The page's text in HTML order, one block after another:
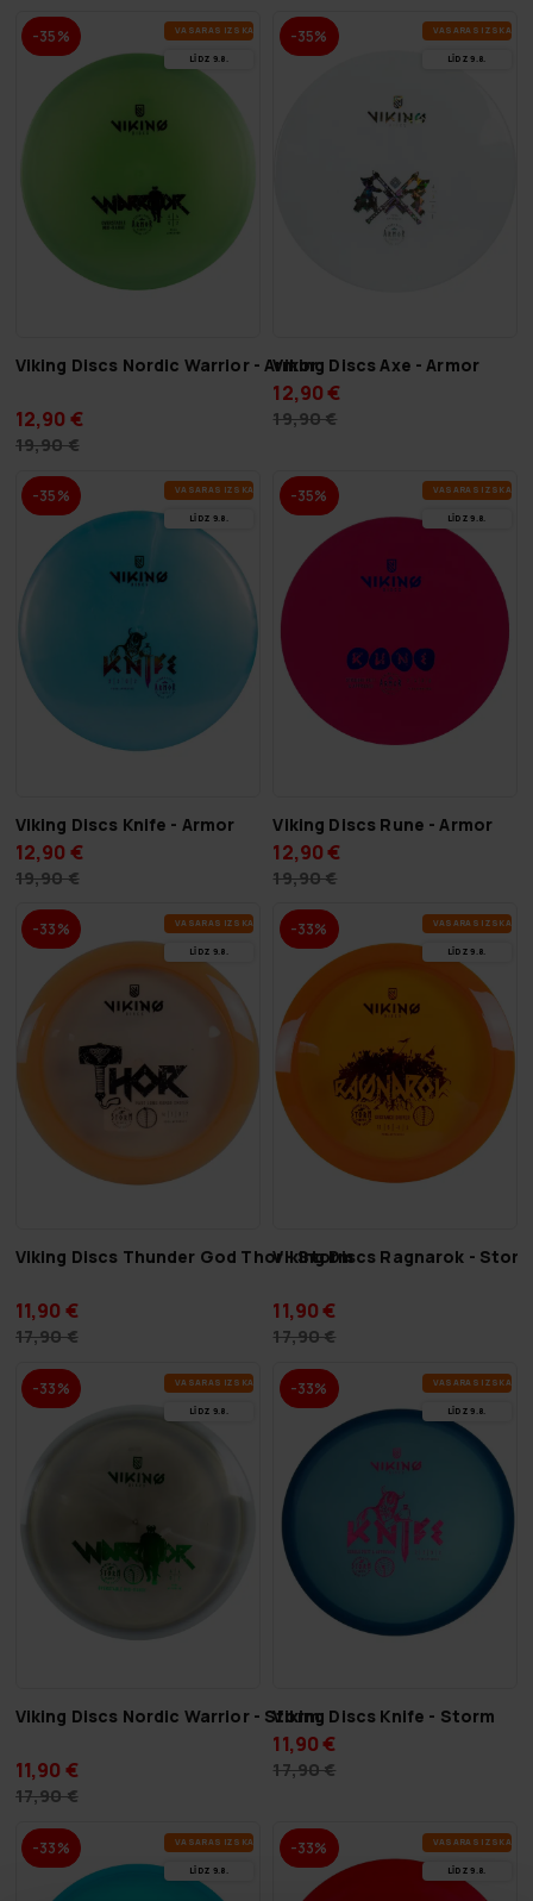
-35% VA­SA­RAS IZ­SKA­ŅA
LĪDZ 9.8.
Viking Discs Nordic Warrior - Armor
12,90 €
19,90 €
-35% VA­SA­RAS IZ­SKA­ŅA
LĪDZ 9.8.
Viking Discs Axe - Armor
12,90 €
19,90 €
-35% VA­SA­RAS IZ­SKA­ŅA
LĪDZ 9.8.
Viking Discs Knife - Armor
12,90 €
19,90 €
-35% VA­SA­RAS IZ­SKA­ŅA
LĪDZ 9.8.
Viking Discs Rune - Armor
12,90 €
19,90 €
-33% VA­SA­RAS IZ­SKA­ŅA
LĪDZ 9.8.
Viking Discs Thunder God Thor - Storm
11,90 €
17,90 €
-33% VA­SA­RAS IZ­SKA­ŅA
LĪDZ 9.8.
Viking Discs Ragnarok -
11,90 €
17,90 €
-33% VA­SA­RAS IZ­SKA­ŅA
LĪDZ 9.8.
Viking Discs Nordic Warrior - Storm
11,90 €
17,90 €
-33% VA­SA­RAS IZ­SKA­ŅA
LĪDZ 9.8.
Viking Discs Knife - Storm
11,90 €
17,90 €
-33% VA­SA­RAS IZ­SKA­ŅA
LĪDZ 9.8.
-33% VA­SA­RAS IZ­SKA­ŅA
LĪDZ 9.8.